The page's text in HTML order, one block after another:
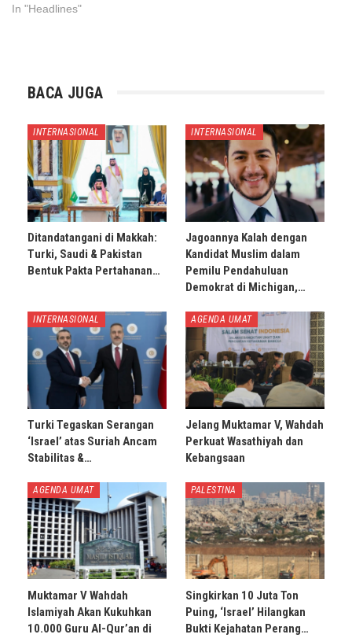
In "Headlines"
BACA JUGA
INTERNASIONAL
Ditandatangani di Makkah:
Turki, Saudi & Pakistan
Bentuk Pakta Pertahanan…
INTERNASIONAL
Jagoannya Kalah dengan
Kandidat Muslim dalam
Pemilu Pendahuluan
Demokrat di Michigan,…
INTERNASIONAL
Turki Tegaskan Serangan
‘Israel’ atas Suriah Ancam
Stabilitas &…
AGENDA UMAT
Jelang Muktamar V, Wahdah
Perkuat Wasathiyah dan
Kebangsaan
AGENDA UMAT
Muktamar V Wahdah
Islamiyah Akan Kukuhkan
10.000 Guru Al-Qur’an di
PALESTINA
Singkirkan 10 Juta Ton
Puing, ‘Israel’ Hilangkan
Bukti Kejahatan Perang…